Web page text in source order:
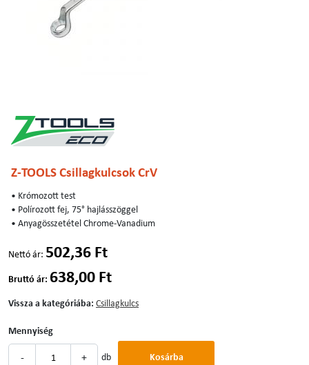
Z-TOOLS Csillagkulcsok CrV
• Krómozott test
• Polírozott fej, 75° hajlásszöggel
• Anyagösszetétel Chrome-Vanadium
Nettó ár: 502,36 Ft
Bruttó ár: 638,00 Ft
Vissza a kategóriába: Csillagkulcs
Mennyiség
- + db Kosárba